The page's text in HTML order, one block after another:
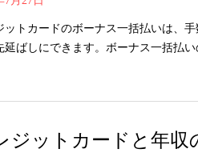
ットカードのボーナス一括払いは、
延ばしにできます。ボーナス一括払
ジットカードと年収